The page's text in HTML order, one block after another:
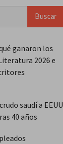
ganaron los
2026 e
saudí a EEUU
40 años